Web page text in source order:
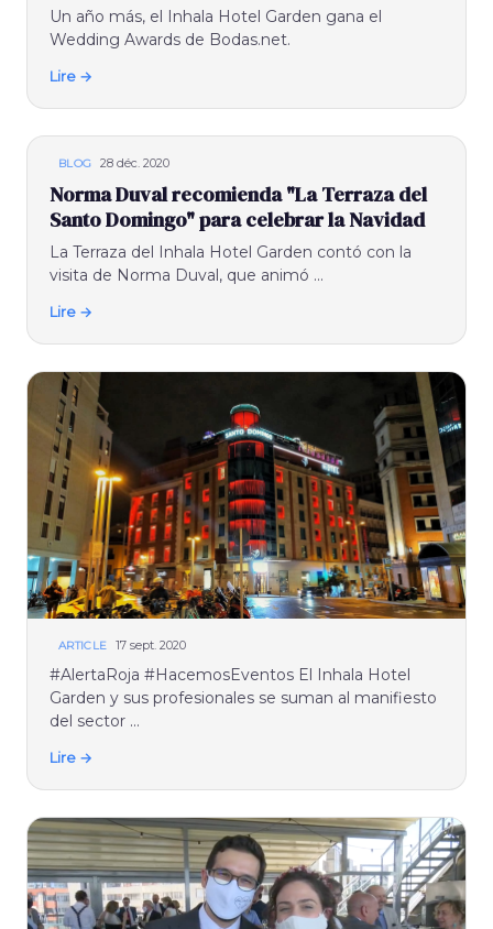
Un año más, el Inhala Hotel Garden gana el
Wedding Awards de Bodas.net.
Lire →
BLOG 28 déc. 2020
Norma Duval recomienda "La Terraza del
Santo Domingo" para celebrar la Navidad
La Terraza del Inhala Hotel Garden contó con la
visita de Norma Duval, que animó ...
Lire →
ARTICLE 17 sept. 2020
#AlertaRoja #HacemosEventos El Inhala Hotel
Garden y sus profesionales se suman al manifiesto
del sector ...
Lire →